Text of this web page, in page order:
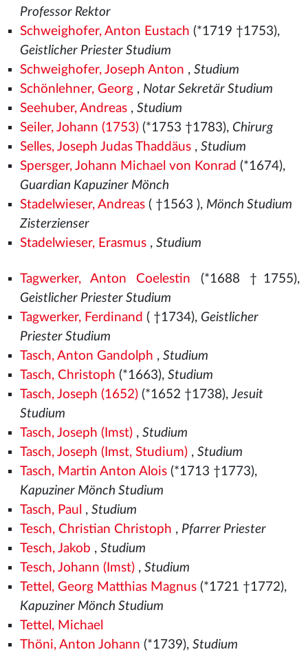
Professor Rektor
Schweighofer, Anton Eustach (*1719 †1753),
Geistlicher Priester Studium
Schweighofer, Joseph Anton , Studium
Schönlehner, Georg, Notar Sekretär Studium
Seehuber, Andreas, Studium
Seiler, Johann (1753)(*1753 †1783), Chirurg
Selles, Joseph Judas Thaddäus, Studium
Spersger, Johann Michael von Konrad (*1674),
Guardian Kapuziner Mönch
Stadelwieser, Andreas( †1563 ), Mönch Studium
Zisterzienser
Stadelwieser, Erasmus, Studium
Tagwerker, Anton Coelestin (*1688 †1755),
Geistlicher Priester Studium
Tagwerker, Ferdinand ( †1734), Geistlicher
Priester Studium
Tasch, Anton Gandolph , Studium
Tasch, Christoph (*1663), Studium
Tasch, Joseph (1652)(*1652 †1738),Jesuit
Studium
Tasch, Joseph (Imst), Studium
Tasch, Joseph (Imst, Studium), Studium
Tasch, Martin Anton Alois(*1713 †1773),
Kapuziner Mönch Studium
Tasch, Paul , Studium
Tesch, Christian Christoph , Pfarrer Priester
Tesch, Jakob , Studium
Tesch, Johann (Imst), Studium
Tettel, Georg Matthias Magnus(*1721 †1772),
Kapuziner Mönch Studium
Tettel, Michael
Thöni, Anton Johann (*1739), Studium